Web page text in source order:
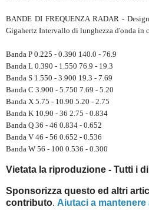
BANDE DI FREQUENZA RADAR -
Gigahertz Intervallo di lunghezza d'onda in
Banda P 0.225 - 0.390 140.0 - 76.9
Banda L 0.390 - 1.550 76.9 - 19.3
Banda S 1.550 - 3.900 19.3 - 7.69
Banda C 3.900 - 5.750 7.69 - 5.20
Banda X 5.75 - 10.90 5.20 - 2.75
Banda K 10.90 - 36 2.75 - 0.834
Banda Q 36 - 46 0.834 - 0.652
Banda V 46 - 56 0.652 - 0.536
Banda W 56 - 100 0.536 - 0.300
Vietata la riproduzione - Tutti i
Sponsorizza questo ed altri
contributo. Aiutaci a